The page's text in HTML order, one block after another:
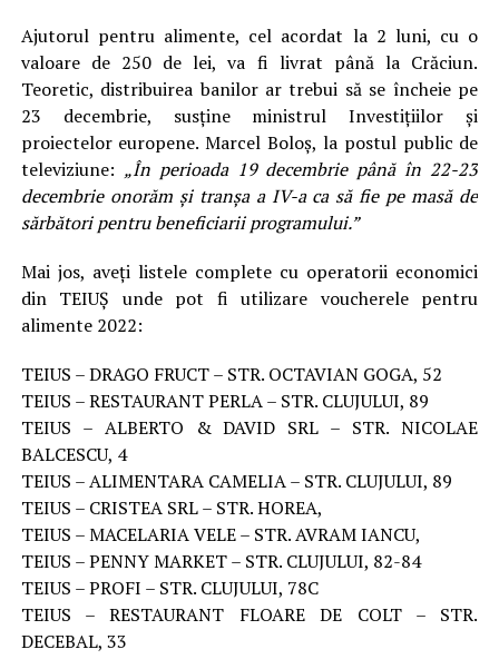
Ajutorul pentru alimente, cel acordat la 2 luni, cu o
valoare de 250 de lei, va fi livrat până la Crăciun.
Teoretic, distribuirea banilor ar trebui să se încheie pe
23 decembrie, susține ministrul Investițiilor și
proiectelor europene. Marcel Boloș, la postul public de
televiziune: „În perioada 19 decembrie până în 22-23
decembrie onorăm și tranșa a IV-a ca să fie pe masă de
sărbători pentru beneficiarii programului.”
Mai jos, aveţi listele complete cu operatorii economici
din TEIUȘ unde pot fi utilizare voucherele pentru
alimente 2022:
TEIUS – DRAGO FRUCT – STR. OCTAVIAN GOGA, 52
TEIUS – RESTAURANT PERLA – STR. CLUJULUI, 89
TEIUS – ALBERTO & DAVID SRL – STR. NICOLAE
BALCESCU, 4
TEIUS – ALIMENTARA CAMELIA – STR. CLUJULUI, 89
TEIUS – CRISTEA SRL – STR. HOREA,
TEIUS – MACELARIA VELE – STR. AVRAM IANCU,
TEIUS – PENNY MARKET – STR. CLUJULUI, 82-84
TEIUS – PROFI – STR. CLUJULUI, 78C
TEIUS – RESTAURANT FLOARE DE COLT – STR.
DECEBAL, 33